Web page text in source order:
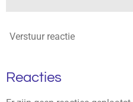
Verstuur reactie
Reacties